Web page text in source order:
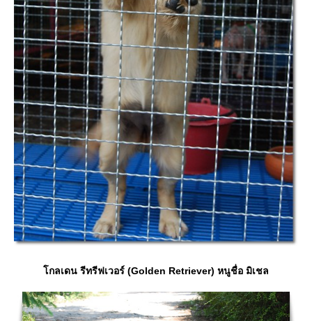
กลเดน รีทรีฟเวอร์ (Golden Retriever) หนูชื่อ มิเชล